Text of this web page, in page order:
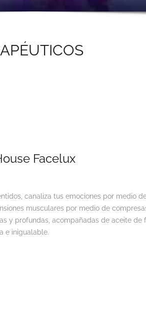
Facelux
canaliza tus emociones por medio
musculares por medio de
y profundas, acompañadas de aceite
e inigualable.